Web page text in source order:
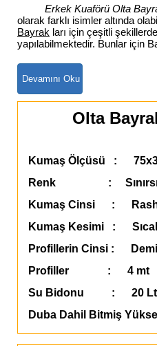
Erkek Kuaförü Olta
olarak farklı isimler altında
Bayrak ları için çeşitli
yapılabilmektedir. Bunlar için
Olta
Kumaş Ölçüsü :
Renk :
Kumaş Cinsi :
Kumaş Kesimi :
Profillerin Cinsi :
Profiller : 4 mt
Su Bidonu : 20 Lt.
Duba Dahil Bitmiş